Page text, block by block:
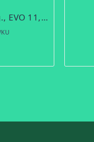
RWS .300 Win. Mag., EVO 11,9 g/20 ks